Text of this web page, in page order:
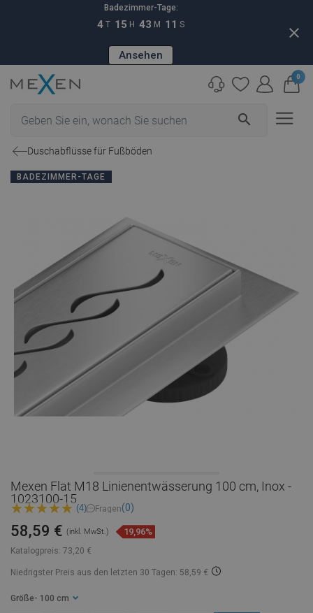
Badezimmer-Tage:
4 T 15 H 43 M 10 S
Ansehen
close
search
0
Duschabflüsse für Fußböden
BADEZIMMER-TAGE
Mexen Flat M18 Linienentwässerung 100 cm, Inox -
1023100-15
(4) Fragen(0)
Katalogpreis: 73,20 €
58,59 € (inkl. MwSt.) 19,96%
Niedrigster Preis aus den letzten 30 Tagen: 58,59 €
Größe - 100 cm